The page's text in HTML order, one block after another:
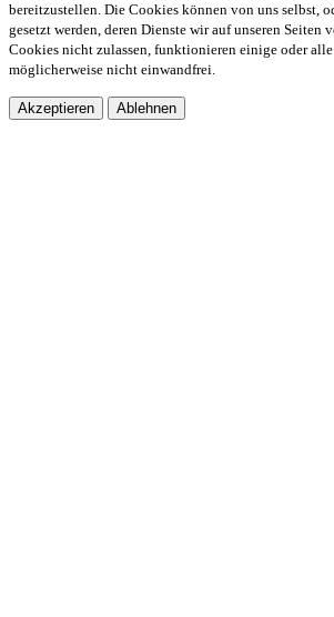
bereitzustellen. Die Cookies können von uns selbst,
gesetzt werden, deren Dienste wir auf unseren Seiten
Cookies nicht zulassen, funktionieren einige oder
möglicherweise nicht einwandfrei.
Akzeptieren Ablehnen